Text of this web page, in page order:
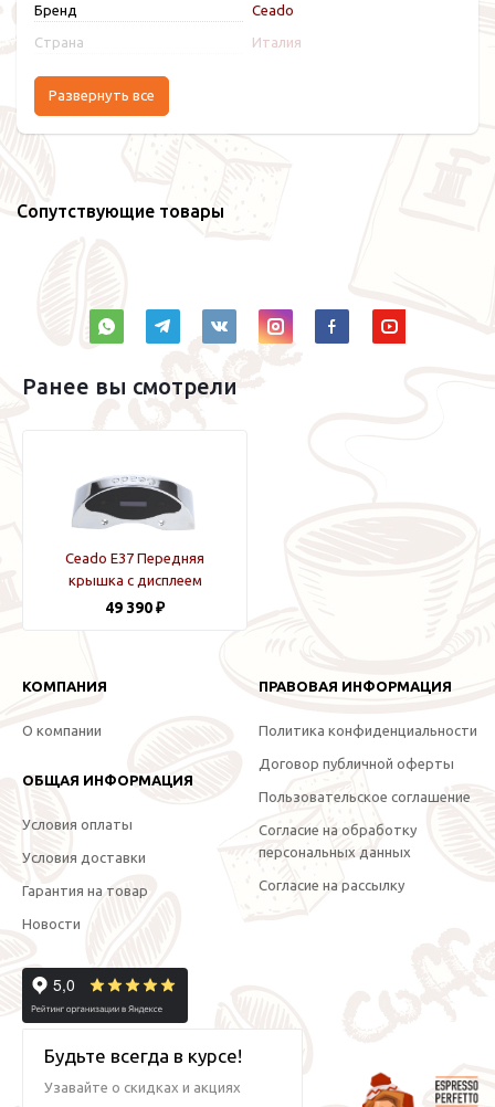
Бренд Ceado
Страна Италия
Развернуть все
Сопутствующие товары
Ранее вы смотрели
Ceado E37 Передняя
крышка с дисплеем
49 390 ₽
КОМПАНИЯ
О компании
ОБЩАЯ ИНФОРМАЦИЯ
Условия оплаты
Условия доставки
Гарантия на товар
Новости
ПРАВОВАЯ ИНФОРМАЦИЯ
Политика конфиденциальности
Договор публичной оферты
Пользовательское соглашение
Согласие на обработку
персональных данных
Согласие на рассылку
Будьте всегда в курсе!
Узавайте о скидках и акциях